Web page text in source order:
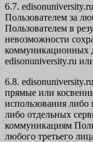
6.7.
Пользователем за
Пользователем в
невозможности
коммуникационных
edisonuniversity.ru
6.8.
прямые или
использования либо
либо отдельных
коммуникациям
любого третьего